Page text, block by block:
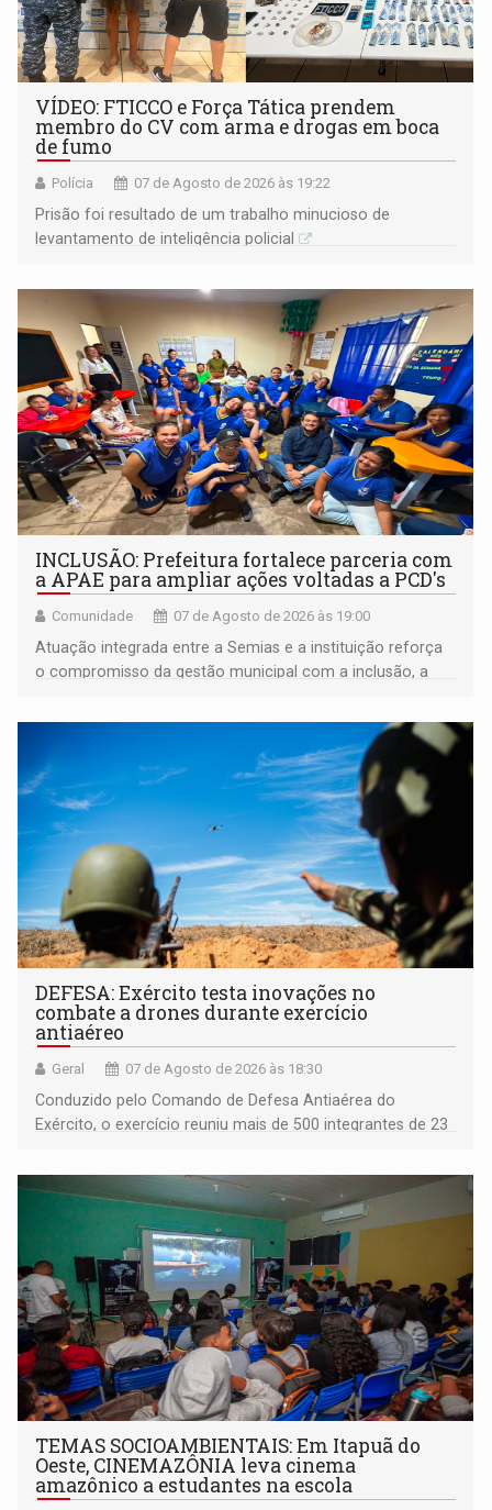
VÍDEO: FTICCO e Força Tática prendem
membro do CV com arma e drogas em boca
de fumo
Polícia 07 de Agosto de 2026 às 19:22
Prisão foi resultado de um trabalho minucioso de
levantamento de inteligência policial
INCLUSÃO: Prefeitura fortalece parceria com
a APAE para ampliar ações voltadas a PCD's
Comunidade 07 de Agosto de 2026 às 19:00
Atuação integrada entre a Semias e a instituição reforça
o compromisso da gestão municipal com a inclusão, a
DEFESA: Exército testa inovações no
combate a drones durante exercício
antiaéreo
Geral 07 de Agosto de 2026 às 18:30
Conduzido pelo Comando de Defesa Antiaérea do
Exército, o exercício reuniu mais de 500 integrantes de 23
TEMAS SOCIOAMBIENTAIS: Em Itapuã do
Oeste, CINEMAZÔNIA leva cinema
amazônico a estudantes na escola